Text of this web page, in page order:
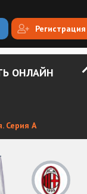
Регистрация
ОНЛАЙН
Серия А